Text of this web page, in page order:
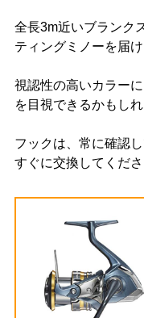
全長3m近いブランク
ティングミノーを届
視認性の高いカラー
を目視できるかもしれ
フックは、常に確認
すぐに交換してくださ